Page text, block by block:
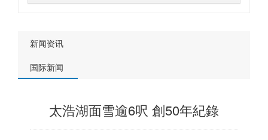
新闻资讯
国际新闻
太浩湖面雪逾6呎 創50年紀錄